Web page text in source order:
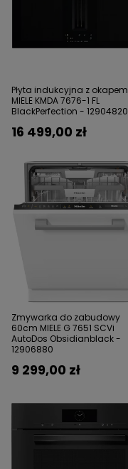
Płyta indukcyjna z okapem
MIELE KMDA 7676-1 FL
BlackPerfection - 12904820
16 499,00 zł
Zmywarka do zabudowy
60cm MIELE G 7651 SCVi
AutoDos Obsidianblack -
12906880
9 299,00 zł